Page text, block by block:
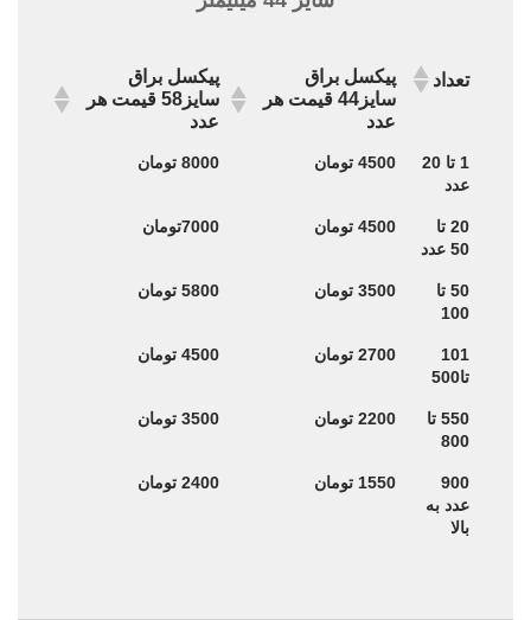
تعداد
پیکسل براق
سایز44 قیمت هر
عدد
پیکسل براق
سایز58 قیمت هر
عدد
تعداد
پیکسل براق
سایز44 قیمت هر
پیکسل براق
سایز58 قیمت هر
1 تا 20
عدد
4500 تومان 8000 تومان
20 تا
50 عدد
4500 تومان 7000تومان
50 تا
100
3500 تومان 5800 تومان
101
تا500
2700 تومان 4500 تومان
550 تا
800
2200 تومان 3500 تومان
900
عدد به
بالا
1550 تومان 2400 تومان